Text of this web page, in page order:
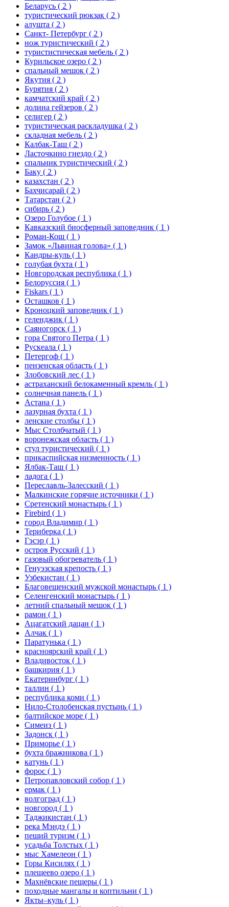
Беларусь ( 2 )
туристический рюкзак ( 2 )
алушта ( 2 )
Санкт- Петербург ( 2 )
нож туристический ( 2 )
туристистическая мебель ( 2 )
Курильское озеро ( 2 )
спальный мешок ( 2 )
Якутия ( 2 )
Бурятия ( 2 )
камчатский край ( 2 )
долина гейзеров ( 2 )
селигер ( 2 )
туристическая раскладушка ( 2 )
складная мебель ( 2 )
Калбак-Таш ( 2 )
Ласточкино гнездо ( 2 )
спальник туристический ( 2 )
Баку ( 2 )
казахстан ( 2 )
Бахчисарай ( 2 )
Татарстан ( 2 )
сибирь ( 2 )
Озеро Голубое ( 1 )
Кавказский биосферный заповедник ( 1 )
Роман-Кош ( 1 )
Замок «Львиная голова» ( 1 )
Кандры-куль ( 1 )
голубая бухта ( 1 )
Новгородская республика ( 1 )
Белоруссия ( 1 )
Fiskars ( 1 )
Осташков ( 1 )
Кроноцкий заповедник ( 1 )
геленджик ( 1 )
Саяногорск ( 1 )
гора Святого Петра ( 1 )
Рускеала ( 1 )
Петергоф ( 1 )
пензенская область ( 1 )
Злобовский лес ( 1 )
астраханский белокаменный кремль ( 1 )
солнечная панель ( 1 )
Астана ( 1 )
лазурная бухта ( 1 )
ленские столбы ( 1 )
Мыс Столбчатый ( 1 )
воронежская область ( 1 )
стул туристический ( 1 )
прикаспийская низменность ( 1 )
Ялбак-Таш ( 1 )
ладога ( 1 )
Переславль-Залесский ( 1 )
Малкинские горячие источники ( 1 )
Сретенский монастырь ( 1 )
Firebird ( 1 )
город Владимир ( 1 )
Териберка ( 1 )
Гэсэр ( 1 )
остров Русский ( 1 )
газовый обогреватель ( 1 )
Генуэзская крепость ( 1 )
Узбекистан ( 1 )
Благовещенский мужской монастырь ( 1 )
Селенгенский монастырь ( 1 )
летний спальный мешок ( 1 )
рамон ( 1 )
Ацагатский дацан ( 1 )
Алчак ( 1 )
Паратунька ( 1 )
красноярский край ( 1 )
Владивосток ( 1 )
башкирия ( 1 )
Екатеринбург ( 1 )
таллин ( 1 )
республика коми ( 1 )
Нило-Столобенская пустынь ( 1 )
балтийское море ( 1 )
Симеиз ( 1 )
Задонск ( 1 )
Приморье ( 1 )
бухта бражникова ( 1 )
катунь ( 1 )
форос ( 1 )
Петропавловский собор ( 1 )
ермак ( 1 )
волгоград ( 1 )
новгород ( 1 )
Таджикистан ( 1 )
река Мэндэ ( 1 )
пеший туризм ( 1 )
усадьба Толстых ( 1 )
мыс Хамелеон ( 1 )
Горы Кисилях ( 1 )
плещеево озеро ( 1 )
Махнёвские пещеры ( 1 )
походные мангалы и коптильни ( 1 )
Якты–куль ( 1 )